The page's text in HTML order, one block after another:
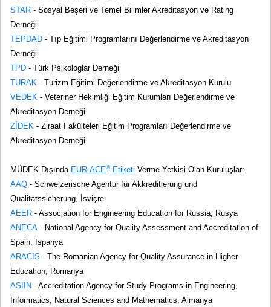
STAR - Sosyal Beşeri ve Temel Bilimler Akreditasyon ve Rating
Derneği
TEPDAD - Tıp Eğitimi Programlarını Değerlendirme ve Akreditasyon
Derneği
TPD - Türk Psikologlar Derneği
TURAK - Turizm Eğitimi Değerlendirme ve Akreditasyon Kurulu
VEDEK - Veteriner Hekimliği Eğitim Kurumları Değerlendirme ve
Akreditasyon Derneği
ZİDEK - Ziraat Fakülteleri Eğitim Programları Değerlendirme ve
Akreditasyon Derneği
MÜDEK Dışında EUR-ACE®Etiketi Verme Yetkisi Olan Kuruluşlar:
AAQ - Schweizerische Agentur für Akkreditierung und
Qualitätssicherung, İsviçre
AEER - Association for Engineering Education for Russia, Rusya
ANECA - National Agency for Quality Assessment and Accreditation of
Spain, İspanya
ARACIS - The Romanian Agency for Quality Assurance in Higher
Education, Romanya
ASIIN - Accreditation Agency for Study Programs in Engineering,
Informatics, Natural Sciences and Mathematics, Almanya